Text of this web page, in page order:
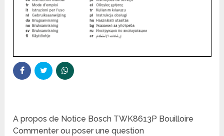
A propos de Notice Bosch TWK8613P Bouilloire
Commenter ou poser une question